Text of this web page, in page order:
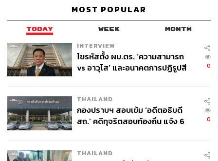
MOST POPULAR
TODAY WEEK MONTH
INTERVIEW
ไขรหัสตั้ง ผบ.ตร. ‘ความสามารถ
vs อาวุโส’ และอนาคตการปฏิรูปสี
0
THAILAND
กองปราบฯ สอบเข้ม ‘อดีตอธิบดี
สถ.’ คดีทุจริตสอบท้องถิ่น แจ้ง 6
0
THAILAND